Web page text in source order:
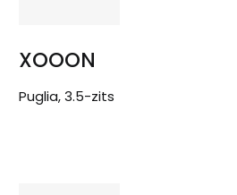
XOOON
Puglia, 3.5-zits